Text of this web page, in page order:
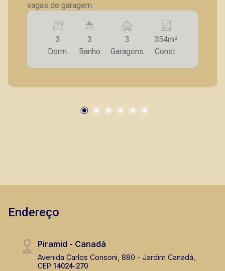
vagas de garagem.
3
Dorm.
3
Banho
3
Garagens
354m²
Const.
Endereço
Piramid - Canadá
Avenida Carlos Consoni, 880 - Jardim Canadá,
CEP:14024-270